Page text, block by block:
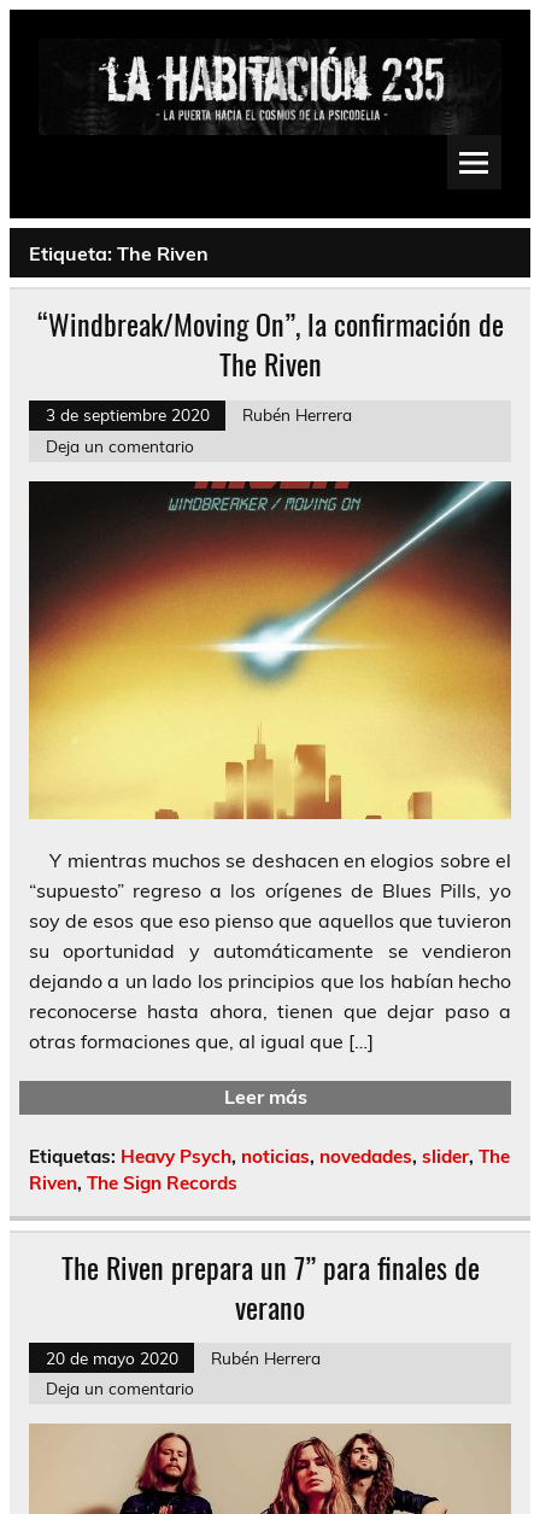
Saltar
Psychedelic, Stoner, Doom, Sludge, Fuzz, Space, Drone
Etiqueta: The Riven
“Windbreak/Moving On”, la confirmación de
The Riven
3 de septiembre 2020
Rubén Herrera
Deja un comentario
Y mientras muchos se deshacen en elogios sobre el
“supuesto” regreso a los orígenes de Blues Pills, yo
soy de esos que eso pienso que aquellos que tuvieron
su oportunidad y automáticamente se vendieron
dejando a un lado los principios que los habían hecho
reconocerse hasta ahora, tienen que dejar paso a
otras formaciones que, al igual que […]
Leer más
Etiquetas: Heavy Psych, noticias, novedades, slider, The
Riven, The Sign Records
The Riven prepara un 7” para finales de
verano
20 de mayo 2020
Rubén Herrera
Deja un comentario